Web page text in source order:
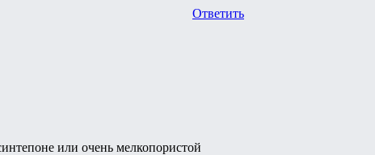
Ответить
или очень мелкопористой